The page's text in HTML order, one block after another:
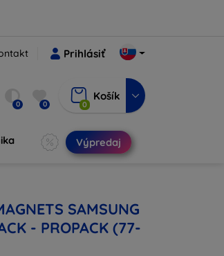
Prihlásiť
0 0 0
Košík
Výpredaj
SAMSUNG
- PROPACK (77-